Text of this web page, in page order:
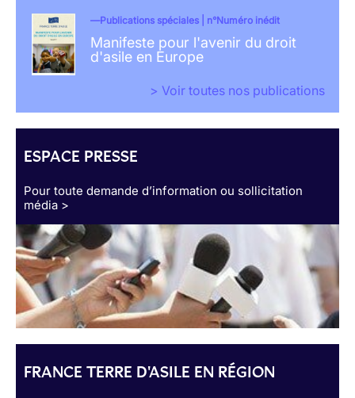
Publications spéciales | n°Numéro inédit
Manifeste pour l'avenir du droit
d'asile en Europe
> Voir toutes nos publications
ESPACE PRESSE
Pour toute demande d’information ou sollicitation
média >
FRANCE TERRE D'ASILE EN RÉGION